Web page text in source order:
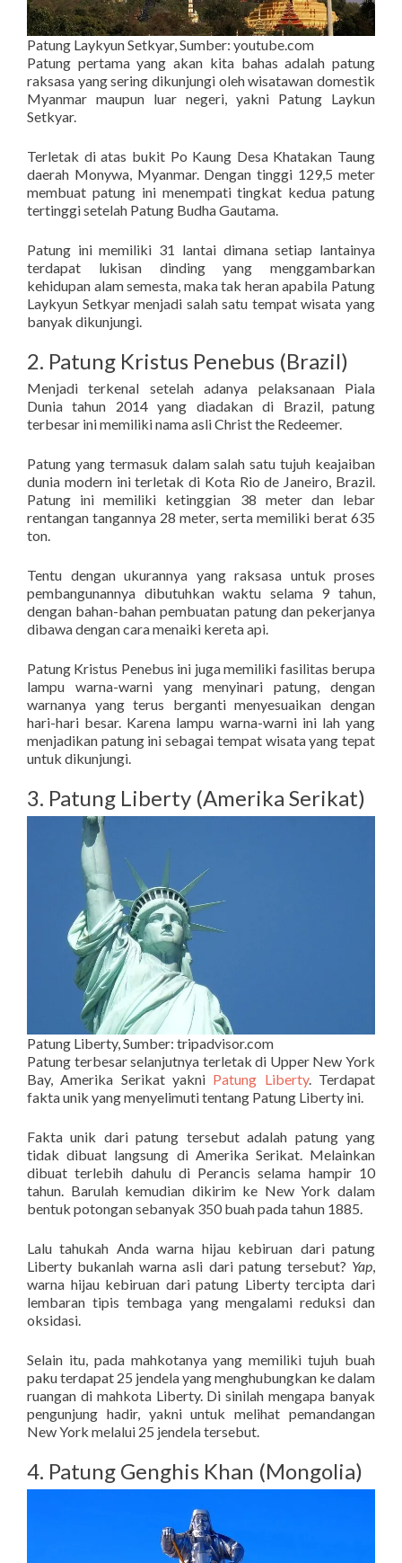
Patung Laykyun Setkyar, Sumber: youtube.com
Patung pertama yang akan kita bahas adalah patung
raksasa yang sering dikunjungi oleh wisatawan domestik
Myanmar maupun luar negeri, yakni Patung Laykun
Setkyar.
Terletak di atas bukit Po Kaung Desa Khatakan Taung
daerah Monywa, Myanmar. Dengan tinggi 129,5 meter
membuat patung ini menempati tingkat kedua patung
tertinggi setelah Patung Budha Gautama.
Patung ini memiliki 31 lantai dimana setiap lantainya
terdapat lukisan dinding yang menggambarkan
kehidupan alam semesta, maka tak heran apabila Patung
Laykyun Setkyar menjadi salah satu tempat wisata yang
banyak dikunjungi.
2. Patung Kristus Penebus (Brazil)
Menjadi terkenal setelah adanya pelaksanaan Piala
Dunia tahun 2014 yang diadakan di Brazil, patung
terbesar ini memiliki nama asli Christ the Redeemer.
Patung yang termasuk dalam salah satu tujuh keajaiban
dunia modern ini terletak di Kota Rio de Janeiro, Brazil.
Patung ini memiliki ketinggian 38 meter dan lebar
rentangan tangannya 28 meter, serta memiliki berat 635
ton.
Tentu dengan ukurannya yang raksasa untuk proses
pembangunannya dibutuhkan waktu selama 9 tahun,
dengan bahan-bahan pembuatan patung dan pekerjanya
dibawa dengan cara menaiki kereta api.
Patung Kristus Penebus ini juga memiliki fasilitas berupa
lampu warna-warni yang menyinari patung, dengan
warnanya yang terus berganti menyesuaikan dengan
hari-hari besar. Karena lampu warna-warni ini lah yang
menjadikan patung ini sebagai tempat wisata yang tepat
untuk dikunjungi.
3. Patung Liberty (Amerika Serikat)
Patung Liberty, Sumber: tripadvisor.com
Patung terbesar selanjutnya terletak di Upper New York
Bay, Amerika Serikat yakni Patung Liberty. Terdapat
fakta unik yang menyelimuti tentang Patung Liberty ini.
Fakta unik dari patung tersebut adalah patung yang
tidak dibuat langsung di Amerika Serikat. Melainkan
dibuat terlebih dahulu di Perancis selama hampir 10
tahun. Barulah kemudian dikirim ke New York dalam
bentuk potongan sebanyak 350 buah pada tahun 1885.
Lalu tahukah Anda warna hijau kebiruan dari patung
Liberty bukanlah warna asli dari patung tersebut? Yap,
warna hijau kebiruan dari patung Liberty tercipta dari
lembaran tipis tembaga yang mengalami reduksi dan
oksidasi.
Selain itu, pada mahkotanya yang memiliki tujuh buah
paku terdapat 25 jendela yang menghubungkan ke dalam
ruangan di mahkota Liberty. Di sinilah mengapa banyak
pengunjung hadir, yakni untuk melihat pemandangan
New York melalui 25 jendela tersebut.
4. Patung Genghis Khan (Mongolia)